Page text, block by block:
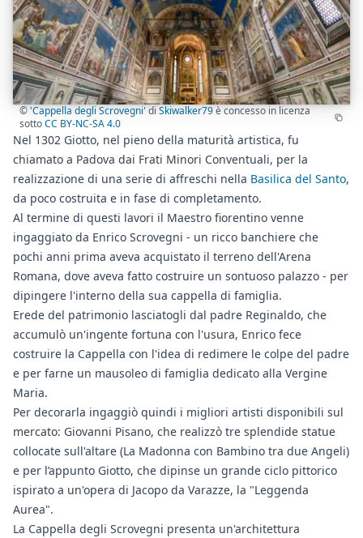
©'Cappella degli Scrovegni'diSkiwalker79è concesso in licenza
sottoCC BY-NC-SA 4.0
Nel 1302 Giotto, nel pieno della maturità artistica, fu
chiamato a Padova dai Frati Minori Conventuali, per la
realizzazione di una serie di affreschi nella Basilica del Santo,
da poco costruita e in fase di completamento.
Al termine di questi lavori il Maestro fiorentino venne
ingaggiato da Enrico Scrovegni - un ricco banchiere che
pochi anni prima aveva acquistato il terreno dell'Arena
Romana, dove aveva fatto costruire un sontuoso palazzo - per
dipingere l'interno della sua cappella di famiglia.
Erede del patrimonio lasciatogli dal padre Reginaldo, che
accumulò un'ingente fortuna con l'usura, Enrico fece
costruire la Cappella con l'idea di redimere le colpe del padre
e per farne un mausoleo di famiglia dedicato alla Vergine
Maria.
Per decorarla ingaggiò quindi i migliori artisti disponibili sul
mercato: Giovanni Pisano, che realizzò tre splendide statue
collocate sull'altare (La Madonna con Bambino tra due Angeli)
e per l’appunto Giotto, che dipinse un grande ciclo pittorico
ispirato a un'opera di Jacopo da Varazze, la "Leggenda
Aurea".
La Cappella degli Scrovegni presenta un'architettura